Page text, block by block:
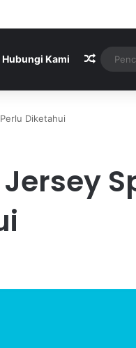
Hubungi Kami Artikel
Diketahui